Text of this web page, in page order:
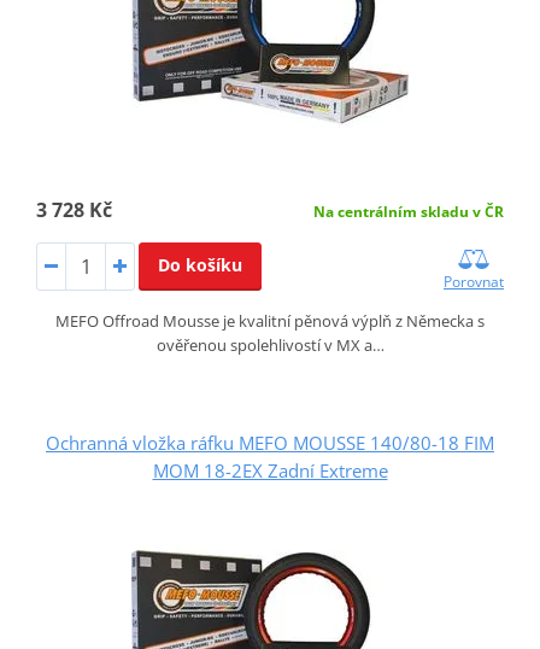
3 728 Kč Na centrálním skladu v ČR
Do košíku
Porovnat
MEFO Offroad Mousse je kvalitní pěnová výplň z Německa s
ověřenou spolehlivostí v MX a…
Ochranná vložka ráfku MEFO MOUSSE 140/80-18 FIM
MOM 18-2EX Zadní Extreme